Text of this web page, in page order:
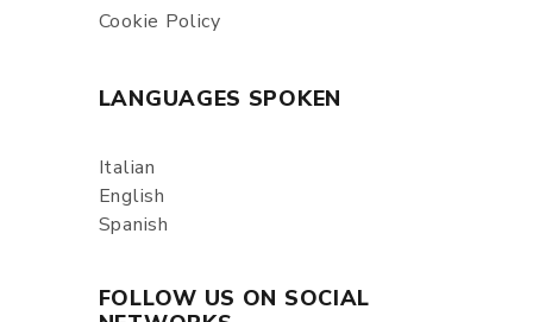
Cookie Policy
LANGUAGES SPOKEN
Italian
English
Spanish
FOLLOW US ON SOCIAL